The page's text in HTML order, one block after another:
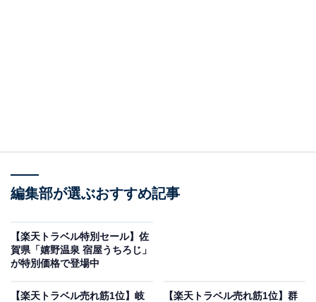
「強羅温泉 自家源泉掛け流しの宿 強羅環翠楼」は現在特
別価格で宿泊可能です。
編集部が選ぶおすすめ記事
【楽天トラベル特別セール】佐
賀県「嬉野温泉 宿屋うちろじ」
が特別価格で登場中
【楽天トラベル売れ筋1位】岐
【楽天トラベル売れ筋1位】群